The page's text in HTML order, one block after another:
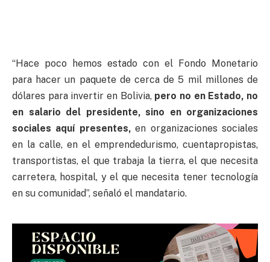
“Hace poco hemos estado con el Fondo Monetario
para hacer un paquete de cerca de 5 mil millones de
dólares para invertir en Bolivia, pero no en Estado, no
en salario del presidente, sino en organizaciones
sociales aquí presentes,en organizaciones sociales
en la calle, en el emprendedurismo, cuentapropistas,
transportistas, el que trabaja la tierra, el que necesita
carretera, hospital, y el que necesita tener tecnología
en su comunidad”, señaló el mandatario.